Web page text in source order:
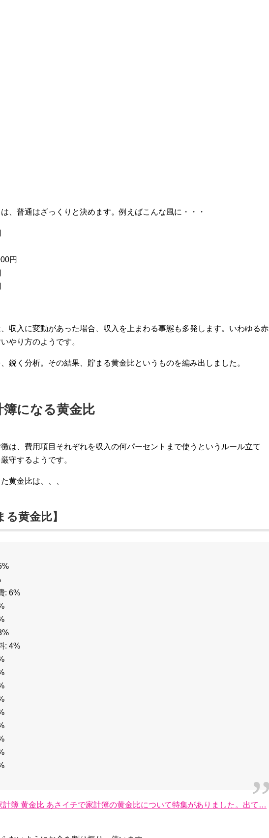
、普通はざっくりと決めます。例えばこんな風に・・・
円
収入に変動があった場合、収入を上まわる事態も多発します。いわゆる赤
やり方のようです。
鋭く分析。その結果、貯まる黄金比というものを編み出しました。
簿になる黄金比
は、費用項目それぞれを収入の何パーセントまで使うというルール立て
守するようです。
黄金比は、、、
黄金比】
: 6%
: 4%
計簿 黄金比 あさイチで家計簿の黄金比について特集がありました。出て…